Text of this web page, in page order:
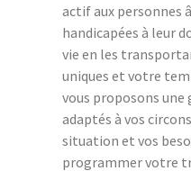
actif aux personnes
handicapées à leur
vie en les
uniques et votre
vous proposons une
adaptés à vos
situation et vos
programmer votre